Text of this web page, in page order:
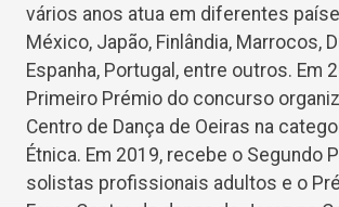
vários anos atua em diferentes
México, Japão, Finlândia, Marrocos,
Espanha, Portugal, entre outros. Em
Primeiro Prémio do concurso
Centro de Dança de Oeiras na
Étnica. Em 2019, recebe o Segundo
solistas profissionais adultos e o